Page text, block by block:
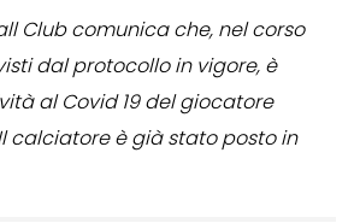
Club comunica che, nel corso
dal protocollo in vigore, è
al Covid 19 del giocatore
calciatore è già stato posto in